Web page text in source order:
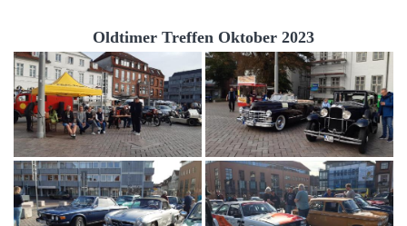
Oldtimer Treffen Oktober 2023